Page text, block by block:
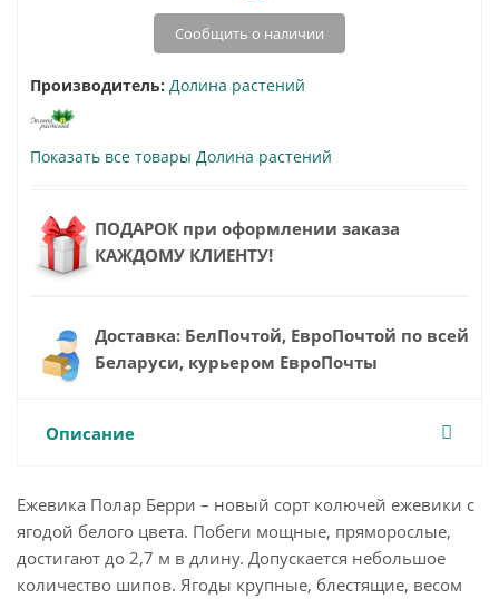
Сообщить о наличии
Производитель: Долина растений
Показать все товары Долина растений
ПОДАРОК при оформлении заказа
КАЖДОМУ КЛИЕНТУ!
Доставка: БелПочтой, ЕвроПочтой по всей
Беларуси, курьером ЕвроПочты
Описание
Ежевика Полар Берри – новый сорт колючей ежевики с
ягодой белого цвета. Побеги мощные, пряморослые,
достигают до 2,7 м в длину. Допускается небольшое
количество шипов. Ягоды крупные, блестящие, весом